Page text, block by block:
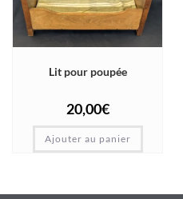
Lit pour poupée
20,00€
Ajouter au panier